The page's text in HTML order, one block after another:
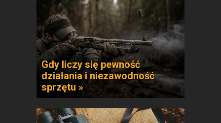
Gdy liczy się pewność
działania i niezawodność
sprzętu »